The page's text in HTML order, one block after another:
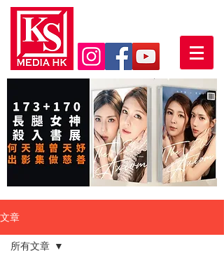
文章
所有文章